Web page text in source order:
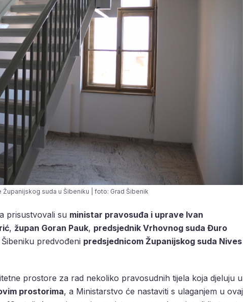
Županijskog suda u Šibeniku | foto: Grad Šibenik
prisustvovali su ministar pravosuđa i uprave Ivan
, župan Goran Pauk, predsjednik Vrhovnog suda Đuro
predvođeni predsjednicom Županijskog suda Nives
prostore za rad nekoliko pravosudnih tijela koja djeluju u
prostorima, a Ministarstvo će nastaviti s ulaganjem u ovaj